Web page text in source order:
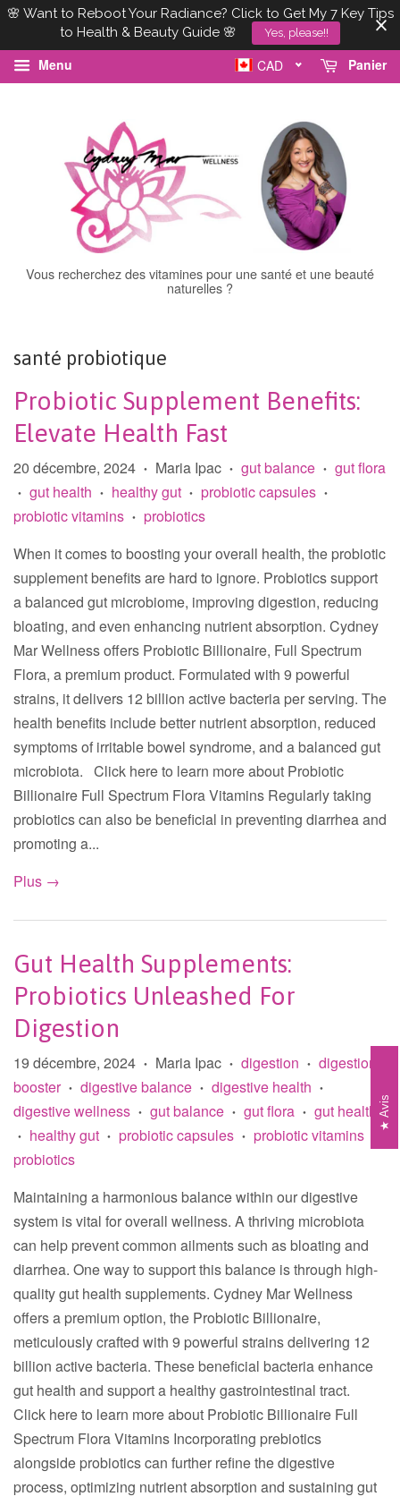
🌸 Want to Reboot Your Radiance? Click to Get My 7 Key Tips
to Health & Beauty Guide 🌸
Yes, please!!
Menu Panier
CAD
Vous recherchez des vitamines pour une santé et une beauté
naturelles ?
santé probiotique
Probiotic Supplement Benefits:
Elevate Health Fast
20 décembre, 2024 • Maria Ipac • gut balance • gut flora
• gut health • healthy gut • probiotic capsules •
probiotic vitamins • probiotics
When it comes to boosting your overall health, the probiotic
supplement benefits are hard to ignore. Probiotics support
a balanced gut microbiome, improving digestion, reducing
bloating, and even enhancing nutrient absorption. Cydney
Mar Wellness offers Probiotic Billionaire, Full Spectrum
Flora, a premium product. Formulated with 9 powerful
strains, it delivers 12 billion active bacteria per serving. The
health benefits include better nutrient absorption, reduced
symptoms of irritable bowel syndrome, and a balanced gut
microbiota. Click here to learn more about Probiotic
Billionaire Full Spectrum Flora Vitamins Regularly taking
probiotics can also be beneficial in preventing diarrhea and
promoting a...
Plus →
Gut Health Supplements:
Probiotics Unleashed For
Digestion
19 décembre, 2024 • Maria Ipac • digestion • digestion
booster • digestive balance • digestive health •
digestive wellness • gut balance • gut flora • gut health
• healthy gut • probiotic capsules • probiotic vitamins
probiotics
Maintaining a harmonious balance within our digestive
system is vital for overall wellness. A thriving microbiota
can help prevent common ailments such as bloating and
diarrhea. One way to support this balance is through high-
quality gut health supplements. Cydney Mar Wellness
offers a premium option, the Probiotic Billionaire,
meticulously crafted with 9 powerful strains delivering 12
billion active bacteria. These beneficial bacteria enhance
gut health and support a healthy gastrointestinal tract.
Click here to learn more about Probiotic Billionaire Full
Spectrum Flora Vitamins Incorporating prebiotics
alongside probiotics can further refine the digestive
process, optimizing nutrient absorption and sustaining gut
Avis